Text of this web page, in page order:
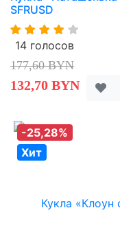
SFRUSD
14 голосов
177,60 BYN
132,70 BYN
-25,28%
Хит